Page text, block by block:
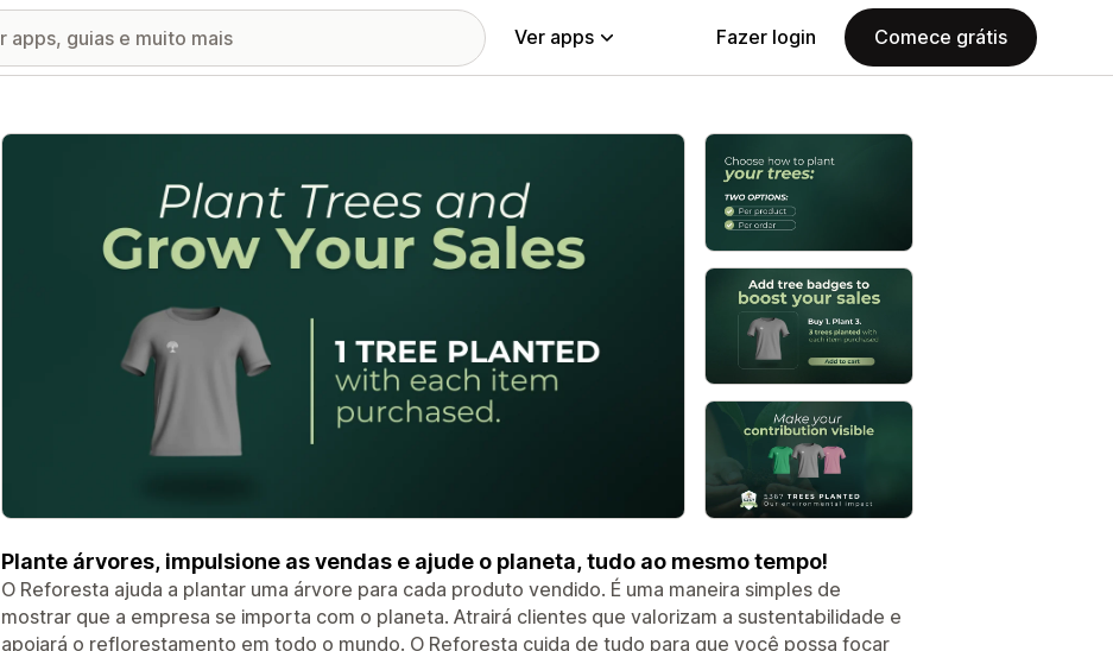
Ver apps Fazer login Comece grátis
Galeria de imagens em destaque
Plante árvores, impulsione as vendas e ajude o planeta, tudo ao mesmo tempo!
O Reforesta ajuda a plantar uma árvore para cada produto vendido. É uma maneira simples de
mostrar que a empresa se importa com o planeta. Atrairá clientes que valorizam a sustentabilidade e
apoiará o reflorestamento em todo o mundo. O Reforesta cuida de tudo para que você possa focar